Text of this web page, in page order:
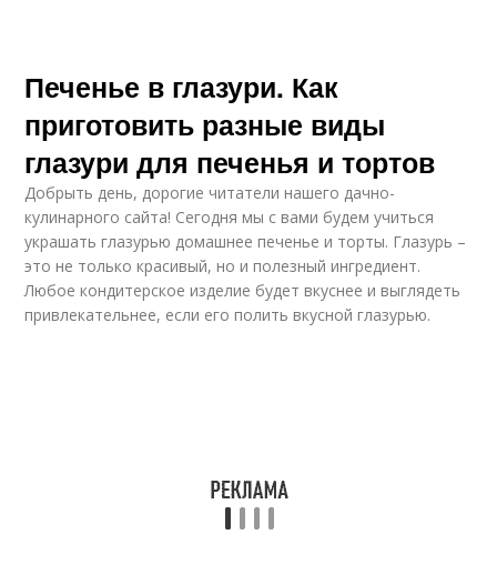
Печенье в глазури. Как
приготовить разные виды
глазури для печенья и тортов
Добрыть день, дорогие читатели нашего дачно-
кулинарного сайта! Сегодня мы с вами будем учиться
украшать глазурью домашнее печенье и торты. Глазурь –
это не только красивый, но и полезный ингредиент.
Любое кондитерское изделие будет вкуснее и выглядеть
привлекательнее, если его полить вкусной глазурью.